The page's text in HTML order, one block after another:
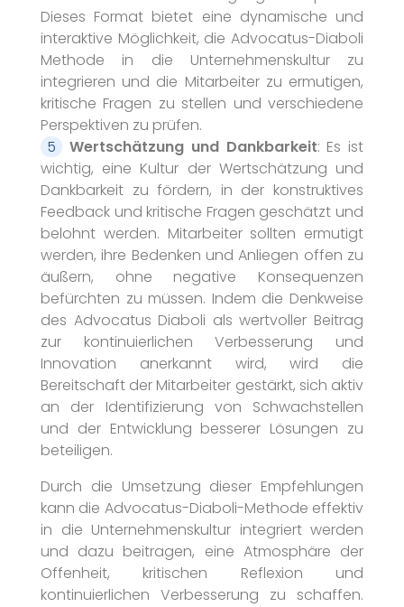
Dieses Format bietet eine dynamische und
interaktive Möglichkeit, die Advocatus-Diaboli
Methode in die Unternehmenskultur zu
integrieren und die Mitarbeiter zu ermutigen,
kritische Fragen zu stellen und verschiedene
Perspektiven zu prüfen.
Wertschätzung und Dankbarkeit: Es ist
wichtig, eine Kultur der Wertschätzung und
Dankbarkeit zu fördern, in der konstruktives
Feedback und kritische Fragen geschätzt und
belohnt werden. Mitarbeiter sollten ermutigt
werden, ihre Bedenken und Anliegen offen zu
äußern, ohne negative Konsequenzen
befürchten zu müssen. Indem die Denkweise
des Advocatus Diaboli als wertvoller Beitrag
zur kontinuierlichen Verbesserung und
Innovation anerkannt wird, wird die
Bereitschaft der Mitarbeiter gestärkt, sich aktiv
an der Identifizierung von Schwachstellen
und der Entwicklung besserer Lösungen zu
beteiligen.
Durch die Umsetzung dieser Empfehlungen
kann die Advocatus-Diaboli-Methode effektiv
in die Unternehmenskultur integriert werden
und dazu beitragen, eine Atmosphäre der
Offenheit, kritischen Reflexion und
kontinuierlichen Verbesserung zu schaffen.